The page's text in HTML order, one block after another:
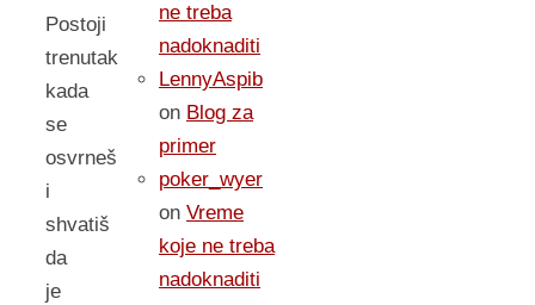
Postoji
trenutak
kada
se
osvrneš
i
shvatiš
da
je
ne treba
nadoknaditi
LennyAspib
on Blog za
primer
poker_wyer
on Vreme
koje ne treba
nadoknaditi